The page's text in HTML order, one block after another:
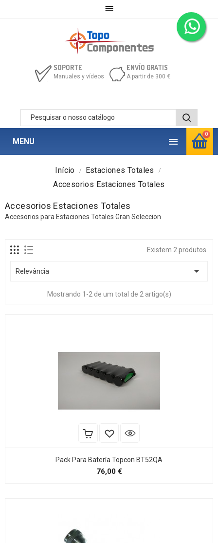

0
SOPORTE
Manuales y vídeos
ENVÍO GRATIS
A partir de 300 €

MENU
Início
Estaciones Totales
Accesorios Estaciones Totales
Accesorios Estaciones Totales
Accesorios para Estaciones Totales Gran Seleccion
Existem 2 produtos.
Relevância 
Mostrando 1-2 de um total de 2 artigo(s)
Pack Para Batería Topcon BT52QA
76,00 €Preço